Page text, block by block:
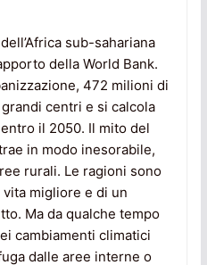
sub-sahariana
della World Bank.
472 milioni di
centri e si calcola
il 2050. Il mito del
in modo inesorabile,
rurali. Le ragioni sono
migliore e di un
Ma da qualche tempo
cambiamenti climatici
dalle aree interne o